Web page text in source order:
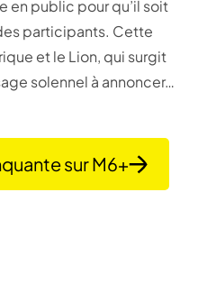
en public pour qu’il soit
participants. Cette
et le Lion, qui surgit
solennel à annoncer…
sur M6+